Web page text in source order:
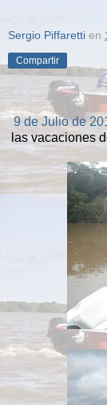
Sergio Piffaretti en
Compartir
9 de Julio de
las vacaciones